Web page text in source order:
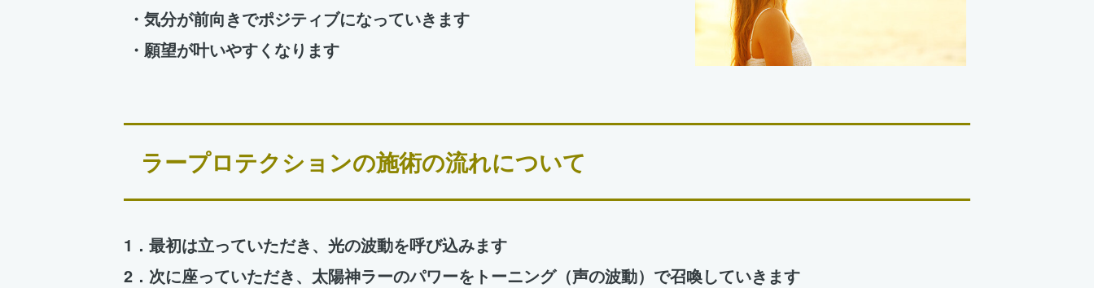
・気分が前向きでポジティブになっていきます
・願望が叶いやすくなります
ラープロテクションの施術の流れについて
1．最初は立っていただき、光の波動を呼び込みます
2．次に座っていただき、太陽神ラーのパワーをトーニング（声の波動）で召喚していきます